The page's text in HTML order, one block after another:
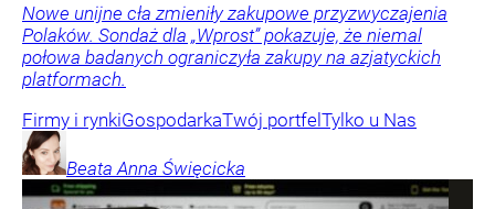
Nowe unijne cła zmieniły zakupowe przyzwyczajenia
Polaków. Sondaż dla „Wprost” pokazuje, że niemal
połowa badanych ograniczyła zakupy na azjatyckich
platformach.
Firmy i rynkiGospodarkaTwój portfelTylko u Nas
Beata Anna Święcicka